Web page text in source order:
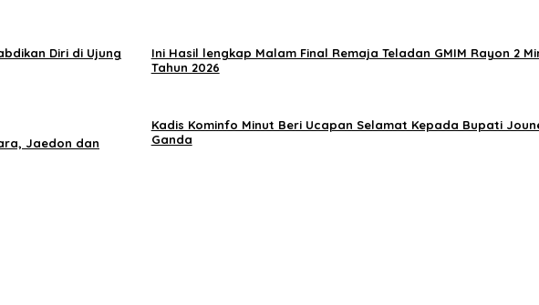
Diri di Ujung
Ini Hasil lengkap Malam Final Remaja Teladan GMIM Rayon 2
Tahun 2026
Jaedon dan
Kadis Kominfo Minut Beri Ucapan Selamat Kepada Bupati
Ganda